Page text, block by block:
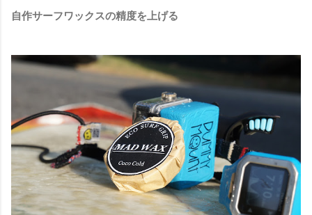
自作サーフワックスの精度を上げる